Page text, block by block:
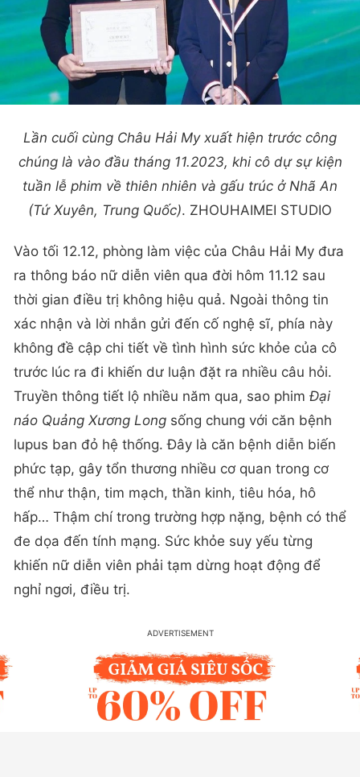
Lần cuối cùng Châu Hải My xuất hiện trước công
chúng là vào đầu tháng 11.2023, khi cô dự sự kiện
tuần lễ phim về thiên nhiên và gấu trúc ở Nhã An
(Tứ Xuyên, Trung Quốc). ZHOUHAIMEI STUDIO
Vào tối 12.12, phòng làm việc của Châu Hải My đưa
ra thông báo nữ diễn viên qua đời hôm 11.12 sau
thời gian điều trị không hiệu quả. Ngoài thông tin
xác nhận và lời nhắn gửi đến cố nghệ sĩ, phía này
không đề cập chi tiết về tình hình sức khỏe của cô
trước lúc ra đi khiến dư luận đặt ra nhiều câu hỏi.
Truyền thông tiết lộ nhiều năm qua, sao phim Đại
náo Quảng Xương Long sống chung với căn bệnh
lupus ban đỏ hệ thống. Đây là căn bệnh diễn biến
phức tạp, gây tổn thương nhiều cơ quan trong cơ
thể như thận, tim mạch, thần kinh, tiêu hóa, hô
hấp… Thậm chí trong trường hợp nặng, bệnh có thể
đe dọa đến tính mạng. Sức khỏe suy yếu từng
khiến nữ diễn viên phải tạm dừng hoạt động để
nghỉ ngơi, điều trị.